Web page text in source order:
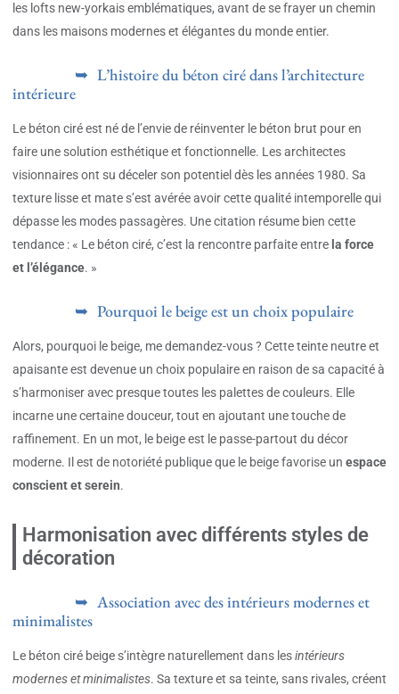
les lofts new-yorkais emblématiques, avant de se frayer un chemin
dans les maisons modernes et élégantes du monde entier.
L’histoire du béton ciré dans l’architecture
intérieure
Le béton ciré est né de l’envie de réinventer le béton brut pour en
faire une solution esthétique et fonctionnelle. Les architectes
visionnaires ont su déceler son potentiel dès les années 1980. Sa
texture lisse et mate s’est avérée avoir cette qualité intemporelle qui
dépasse les modes passagères. Une citation résume bien cette
tendance : « Le béton ciré, c’est la rencontre parfaite entre la force
et l’élégance. »
Pourquoi le beige est un choix populaire
Alors, pourquoi le beige, me demandez-vous ? Cette teinte neutre et
apaisante est devenue un choix populaire en raison de sa capacité à
s’harmoniser avec presque toutes les palettes de couleurs. Elle
incarne une certaine douceur, tout en ajoutant une touche de
raffinement. En un mot, le beige est le passe-partout du décor
moderne. Il est de notoriété publique que le beige favorise un espace
conscient et serein.
Harmonisation avec différents styles de
décoration
Association avec des intérieurs modernes et
minimalistes
Le béton ciré beige s’intègre naturellement dans lesintérieurs
modernes et minimalistes. Sa texture et sa teinte, sans rivales, créent